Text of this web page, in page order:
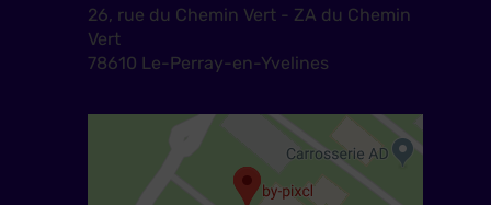
26, rue du Chemin Vert - ZA du Chemin
Vert
78610 Le-Perray-en-Yvelines